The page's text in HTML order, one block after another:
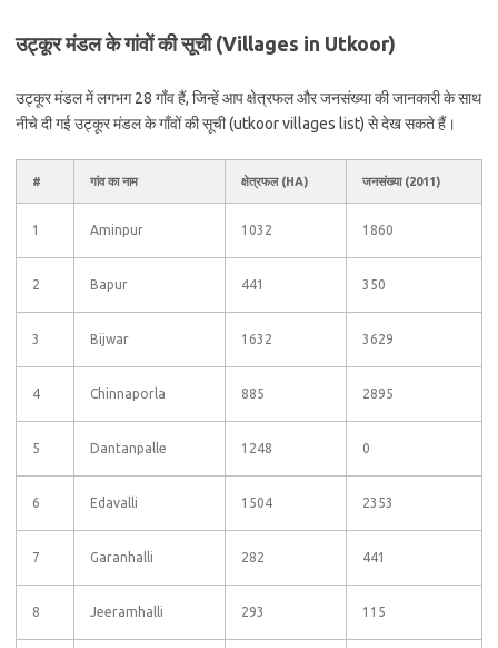
उट्कूर मंडल के गांवों की सूची (Villages in Utkoor)
उट्कूर मंडल में लगभग 28 गाँव हैं, जिन्हें आप क्षेत्रफल और जनसंख्या की जानकारी के साथ
नीचे दी गई उट्कूर मंडल के गाँवों की सूची (utkoor villages list) से देख सकते हैं।
# गांव का नाम क्षेत्रफल (HA) जनसंख्या (2011)
1 Aminpur 1032 1860
2 Bapur 441 350
3 Bijwar 1632 3629
4 Chinnaporla 885 2895
5 Dantanpalle 1248 0
6 Edavalli 1504 2353
7 Garanhalli 282 441
8 Jeeramhalli 293 115